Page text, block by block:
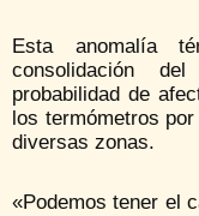
Esta anomalía
consolidación
probabilidad de
los termómetros
diversas zonas.
«Podemos tener el